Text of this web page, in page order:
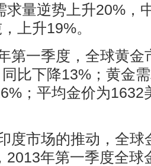
求量逆势上升20%，
上升19%。
第一季度，全球黄金
比下降13%；黄金
；平均金价为1632
度市场的推动，全球
2013年第一季度全